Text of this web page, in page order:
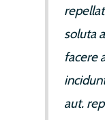
soluta
facere
aut.